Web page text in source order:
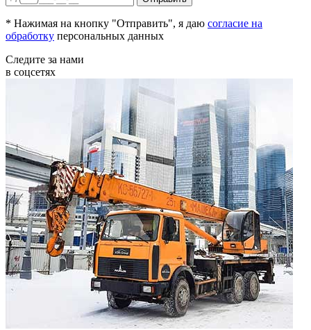
* Нажимая на кнопку "Отправить", я даю согласие на
обработку персональных данных
Следите за нами
в соцсетях